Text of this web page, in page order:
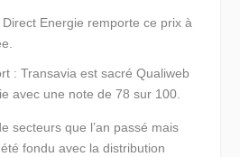
Direct Energie remporte ce prix à
:Transavia est sacré Qualiweb
avec une note de 78 sur 100.
secteurs que l’an passé mais
fondu avec la distribution